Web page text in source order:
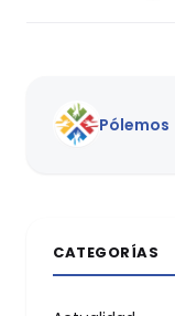
Pólemos
CATEGORÍAS